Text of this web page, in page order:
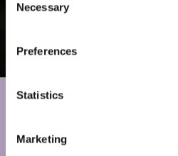
Selection
Necessary
Preferences
Statistics
Marketing
Ļaujiet testam
Šajā testā tiek mērīta IPA –
ražo jūsu zarnu baktērijas no